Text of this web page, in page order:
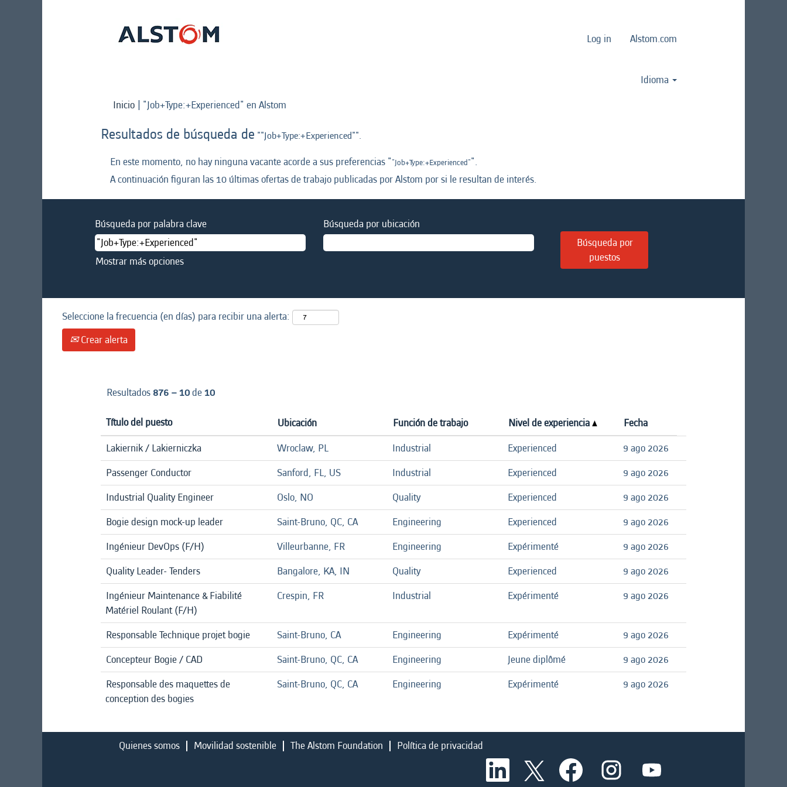
Log in Alstom.com
Idioma
Inicio | "Job+Type:+Experienced" en Alstom
Resultados de búsqueda de ""Job+Type:+Experienced"".
En este momento, no hay ninguna vacante acorde a sus preferencias ""Job+Type:+Experienced"".
A continuación figuran las 10 últimas ofertas de trabajo publicadas por Alstom por si le resultan de interés.
Búsqueda por palabra clave Búsqueda por ubicación
Mostrar más opciones
Seleccione la frecuencia (en días) para recibir una alerta:
Crear alerta
Resultados 876 – 10de10
Título del puesto Ubicación Función de trabajo Nivel de experiencia
Fecha
Lakiernik / Lakierniczka
Wroclaw, PL Industrial Experienced
9 ago 2026
Passenger Conductor
Sanford, FL, US Industrial Experienced
9 ago 2026
Industrial Quality Engineer
Oslo, NO Quality Experienced
9 ago 2026
Bogie design mock-up leader
Saint-Bruno, QC, CA Engineering Experienced
9 ago 2026
Ingénieur DevOps (F/H)
Villeurbanne, FR Engineering Expérimenté
9 ago 2026
Quality Leader- Tenders
Bangalore, KA, IN Quality Experienced
9 ago 2026
Ingénieur Maintenance & Fiabilité
Matériel Roulant (F/H)
Crespin, FR Industrial Expérimenté 9 ago 2026
Responsable Technique projet bogie Saint-Bruno, CA Engineering Expérimenté
9 ago 2026
Concepteur Bogie / CAD
Saint-Bruno, QC, CA Engineering Jeune diplômé
9 ago 2026
Responsable des maquettes de
conception des bogies
Saint-Bruno, QC, CA Engineering Expérimenté 9 ago 2026
Quienes somos Movilidad sostenible The Alstom Foundation
Política de privacidad
S
a
S
e
S
e
a